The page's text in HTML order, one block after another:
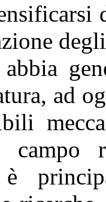
abbia
ad